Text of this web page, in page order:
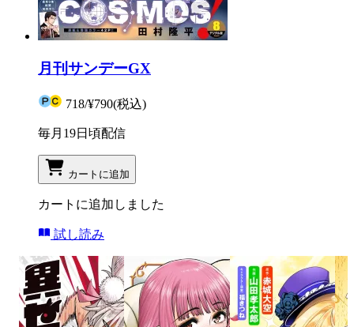
月刊サンデーGX
718/¥790(税込)
毎月19日頃配信
カートに追加
カートに追加しました
試し読み